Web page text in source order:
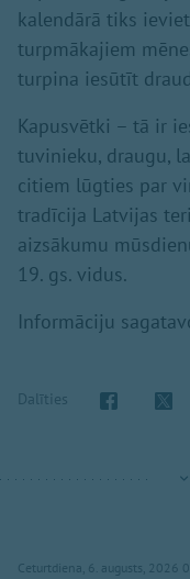
kalendārā tiks
turpmākajiem
turpina iesūtīt
Kapusvētki – tā ir
tuvinieku, draugu,
citiem lūgties par
tradīcija Latvijas
aizsākumu
19. gs. vidus.
Informāciju
Dalīties
Ceturtdiena, 6. augusts, 2026